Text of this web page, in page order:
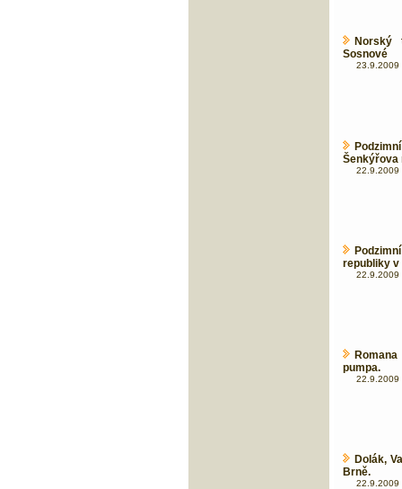
Sosnové
23.9.2009
Šenkýřova
22.9.2009
republiky v
22.9.2009
pumpa.
22.9.2009
Dolák,
Brně.
22.9.2009